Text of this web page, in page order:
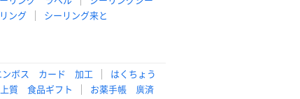
ング シーリング来と
ンボス カード 加工
はくちょう
上質 食品ギフト
お薬手帳 廣済